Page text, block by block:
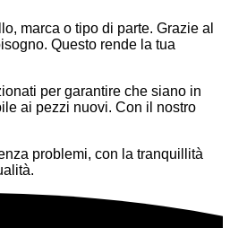
marca o tipo di parte. Grazie al
Questo rende la tua
per garantire che siano in
ai pezzi nuovi. Con il nostro
problemi, con la tranquillità